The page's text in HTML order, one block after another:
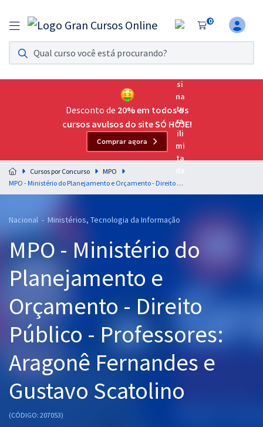
0
Assinatura Ilimitada 11
Acesso a todos os cursos. Teste grátis por 7 dias!
Assinatura OAB Até Passar
Acesso ilimitado a toda preparação para o Exame da
Residências Multiprofissionais
Preparação completa e intensiva para as principais
residências em saúde do Brasil
Cursos 20% OFF
Pós
Graduação
OAB
Questões grátis
Desconto de 20% em todos os
cursos avulsos do site SÓ HOJE!
Comprar agora
Cursos por Concurso
MPO
MPO - Ministério do Planejamento e Orçamento - Direito Público - Professores: Aragonê Fernandes e Gustavo Scatolino
Nacional - Ministérios, Tecnologia da Informação
MPO - Ministério do
Planejamento e
Orçamento - Direito
Público - Professores:
Aragonê Fernandes e
Gustavo Scatolino
(CÓDIGO: 207053)